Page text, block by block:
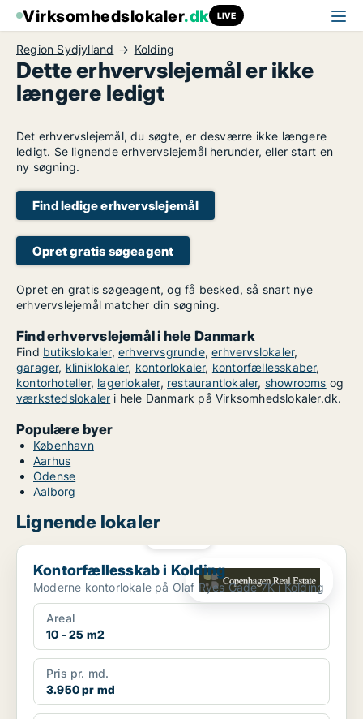
Virksomhedslokaler.dk LIVE
Region Sydjylland Kolding
Dette erhvervslejemål er ikke
længere ledigt
Det erhvervslejemål, du søgte, er desværre ikke længere
ledigt. Se lignende erhvervslejemål herunder, eller start en
ny søgning.
Find ledige erhvervslejemål
Opret gratis søgeagent
Opret en gratis søgeagent, og få besked, så snart nye
erhvervslejemål matcher din søgning.
Find erhvervslejemål i hele Danmark
Find butikslokaler,erhvervsgrunde,erhvervslokaler,
garager, kliniklokaler, kontorlokaler, kontorfællesskaber,
kontorhoteller, lagerlokaler, restaurantlokaler, showrooms og
værkstedslokaler i hele Danmark på Virksomhedslokaler.dk.
Populære byer
København
Aarhus
Odense
Aalborg
Lignende lokaler
Kontorfællesskab i Kolding
Kontorfællesskab i Kolding
Moderne kontorlokale på Olaf Ryes Gade 7K i Kolding
Areal
10 - 25 m2
Pris pr. md.
3.950 pr md